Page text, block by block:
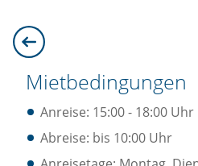
Mietbedingungen
Anreise: 15:00 - 18:00 Uhr
Abreise: bis 10:00 Uhr